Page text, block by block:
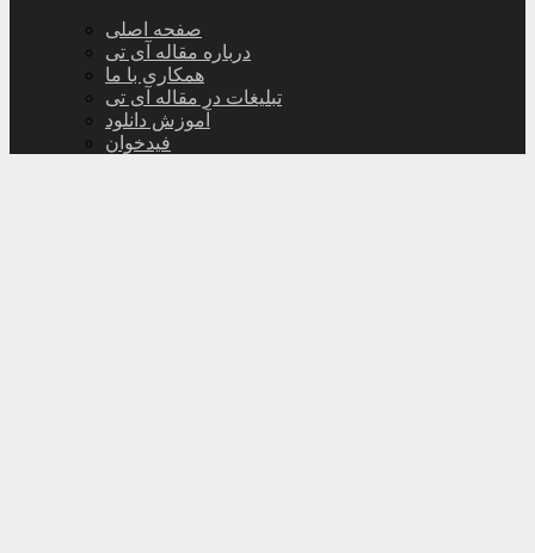
صفحه اصلی
درباره مقاله آی تی
همکاری با ما
تبلیغات در مقاله آی تی
آموزش دانلود
فیدخوان